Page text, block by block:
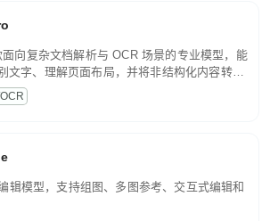
向复杂文档解析与 OCR 场景的专业模型，能
文字、理解页面布局，并将非结构化内容转换
次处理的结构化结果。
辑模型，支持组图、多图参考、交互式编辑和